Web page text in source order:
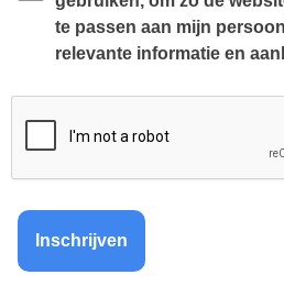
te passen aan mijn
relevante informatie en
Inschrijven